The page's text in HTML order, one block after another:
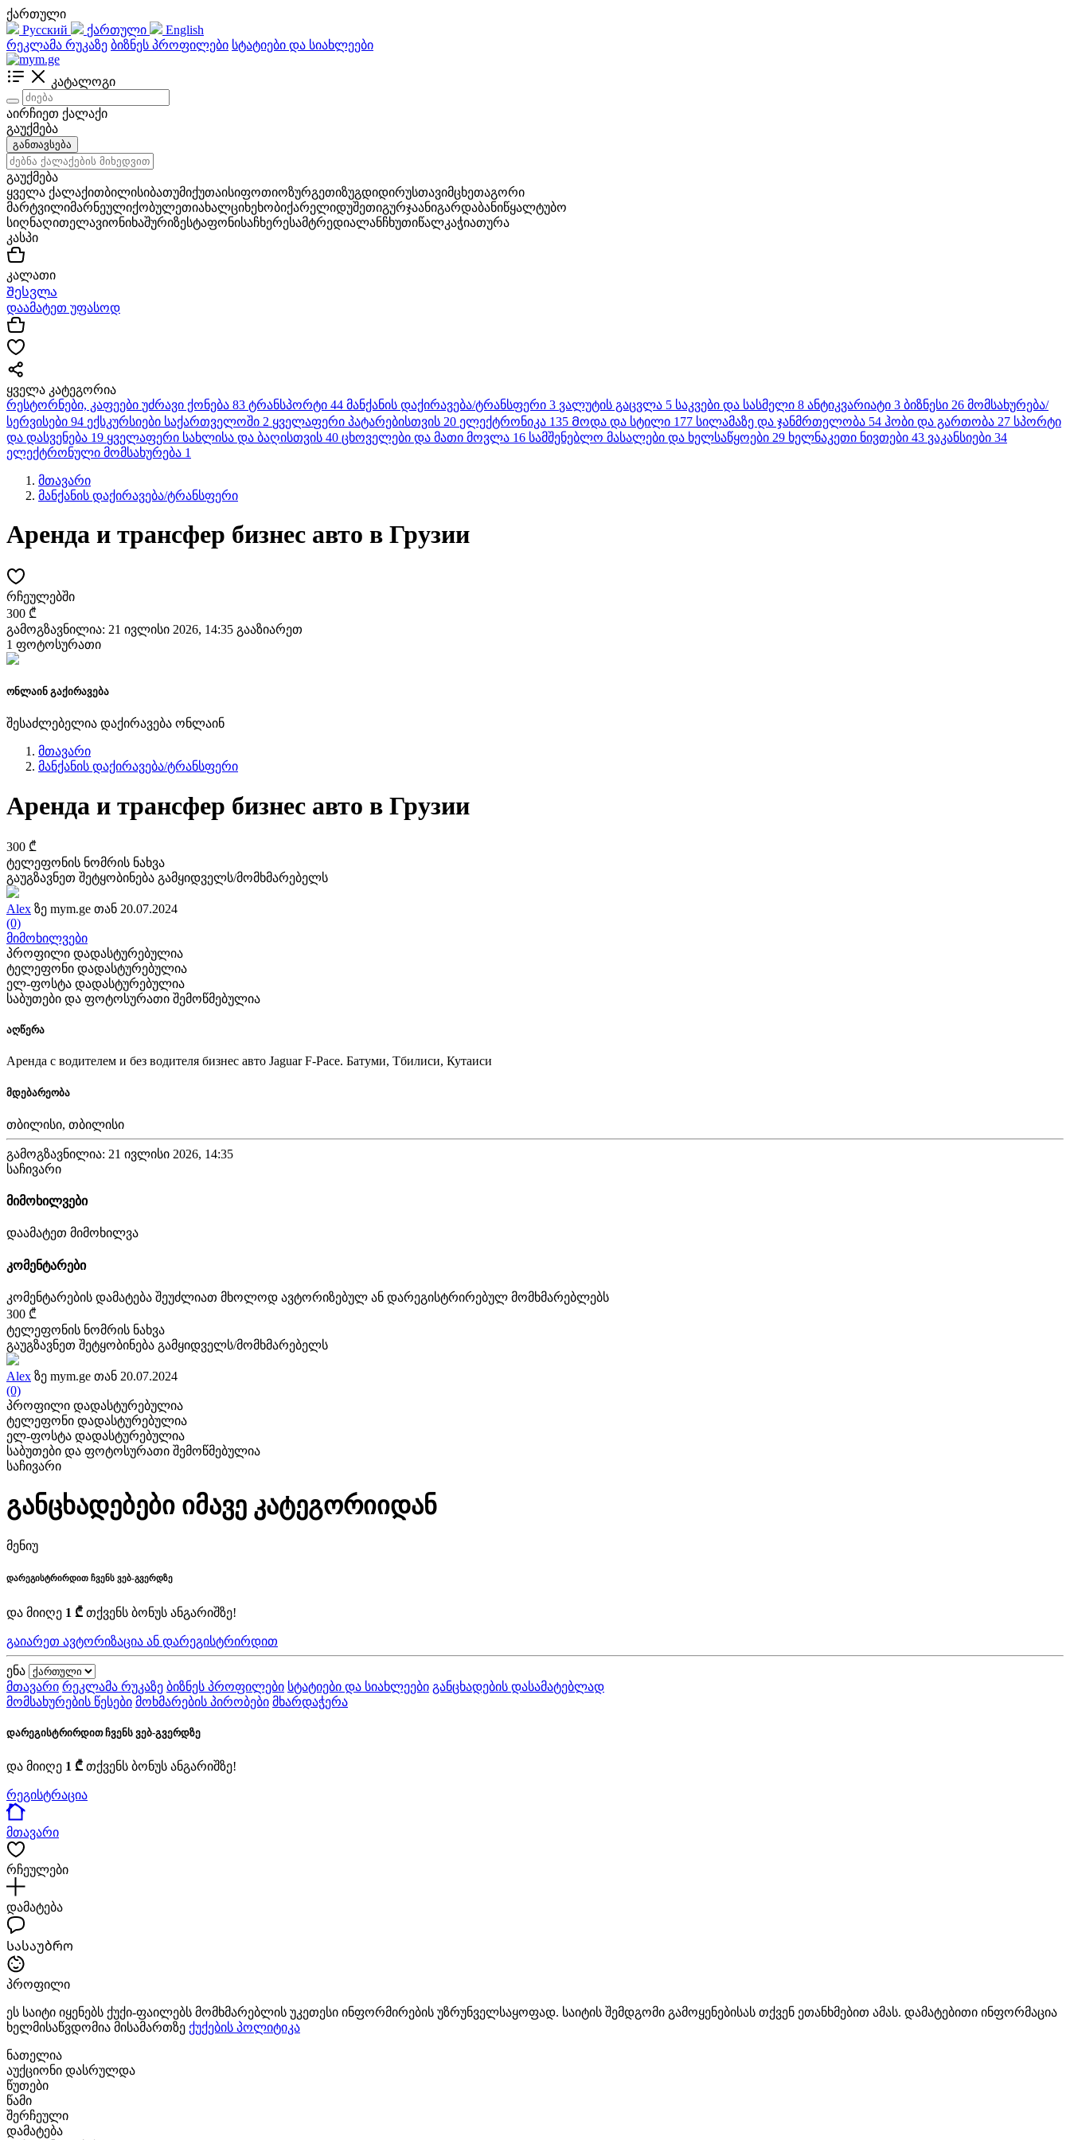
ქართული
Русский
ქართული
English
რეკლამა რუკაზე ბიზნეს პროფილები სტატიები და სიახლეები
კატალოგი
აირჩიეთ ქალაქი
გაუქმება
განთავსება
გაუქმება
ყველა ქალაქითბილისიბათუმიქუთაისიფოთიოზურგეთიზუგდიდირუსთავიმცხეთაგორი
მარტვილიმარნეულიქობულეთიახალციხეხობიქარელიდუშეთიგურჯაანიგარდაბანიწყალტუბო
სიღნაღითელავიონიხაშურიზესტაფონისაჩხერესამტრედიალანჩხუთიწალკაჭიათურა
კასპი
კალათი
Შესვლა
დაამატეთ უფასოდ
ყველა კატეგორია
რესტორნები, კაფეები უძრავი ქონება 83 ტრანსპორტი 44 მანქანის დაქირავება/ტრანსფერი 3 ვალუტის გაცვლა 5 საკვები და სასმელი 8 ანტიკვარიატი 3 ბიზნესი 26 მომსახურება/
სერვისები 94 ექსკურსიები საქართველოში 2 ყველაფერი პატარებისთვის 20 ელექტრონიკა 135 Მოდა და სტილი 177 სილამაზე და ჯანმრთელობა 54 ჰობი და გართობა 27 სპორტი
და დასვენება 19 ყველაფერი სახლისა და ბაღისთვის 40 ცხოველები და მათი მოვლა 16 სამშენებლო მასალები და ხელსაწყოები 29 ხელნაკეთი ნივთები 43 ვაკანსიები 34
ელექტრონული მომსახურება 1
მთავარი
მანქანის დაქირავება/ტრანსფერი
Аренда и трансфер бизнес авто в Грузии
რჩეულებში
300 ₾
გამოგზავნილია: 21 ივლისი 2026, 14:35 გააზიარეთ
1 ფოტოსურათი
ონლაინ გაქირავება
შესაძლებელია დაქირავება ონლაინ
მთავარი
მანქანის დაქირავება/ტრანსფერი
Аренда и трансфер бизнес авто в Грузии
300 ₾
ტელეფონის ნომრის ნახვა
გაუგზავნეთ შეტყობინება გამყიდველს/მომხმარებელს
Alex ზე mym.ge თან 20.07.2024
(0)
მიმოხილვები
პროფილი დადასტურებულია
ტელეფონი დადასტურებულია
ელ-ფოსტა დადასტურებულია
საბუთები და ფოტოსურათი შემოწმებულია
აღწერა
Аренда с водителем и без водителя бизнес авто Jaguar F-Pace. Батуми, Тбилиси, Кутаиси
მდებარეობა
თბილისი, თბილისი
გამოგზავნილია: 21 ივლისი 2026, 14:35
საჩივარი
მიმოხილვები
დაამატეთ მიმოხილვა
კომენტარები
კომენტარების დამატება შეუძლიათ მხოლოდ ავტორიზებულ ან დარეგისტრირებულ მომხმარებლებს
300 ₾
ტელეფონის ნომრის ნახვა
გაუგზავნეთ შეტყობინება გამყიდველს/მომხმარებელს
Alex ზე mym.ge თან 20.07.2024
(0)
პროფილი დადასტურებულია
ტელეფონი დადასტურებულია
ელ-ფოსტა დადასტურებულია
საბუთები და ფოტოსურათი შემოწმებულია
საჩივარი
განცხადებები იმავე კატეგორიიდან
მენიუ
დარეგისტრირდით ჩვენს ვებ-გვერდზე
და მიიღე 1 ₾ თქვენს ბონუს ანგარიშზე!
გაიარეთ ავტორიზაცია ან დარეგისტრირდით
ენა
მთავარი რეკლამა რუკაზე ბიზნეს პროფილები სტატიები და სიახლეები განცხადების დასამატებლად
მომსახურების წესები მოხმარების პირობები მხარდაჭერა
დარეგისტრირდით ჩვენს ვებ-გვერდზე
და მიიღე 1 ₾ თქვენს ბონუს ანგარიშზე!
რეგისტრაცია
მთავარი
რჩეულები
დამატება
Სასაუბრო
პროფილი
ეს საიტი იყენებს ქუქი-ფაილებს მომხმარებლის უკეთესი ინფორმირების უზრუნველსაყოფად. საიტის შემდგომი გამოყენებისას თქვენ ეთანხმებით ამას. დამატებითი ინფორმაცია
ხელმისაწვდომია მისამართზე ქუქების პოლიტიკა
ნათელია
აუქციონი დასრულდა
წუთები
წამი
შერჩეული
დამატება